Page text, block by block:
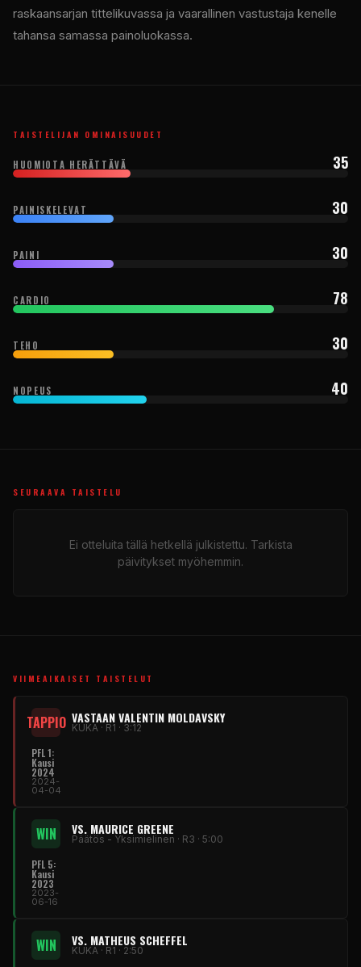
raskaansarjan tittelikuvassa ja vaarallinen vastustaja kenelle
tahansa samassa painoluokassa.
TAISTELIJAN OMINAISUUDET
HUOMIOTA HERÄTTÄVÄ 35
PAINISKELEVAT 30
PAINI 30
CARDIO 78
TEHO 30
NOPEUS 40
SEURAAVA TAISTELU
Ei otteluita tällä hetkellä julkistettu. Tarkista
päivitykset myöhemmin.
VIIMEAIKAISET TAISTELUT
TAPPIO VASTAAN ​​VALENTIN MOLDAVSKY
KUKA · R1 · 3:12
PFL 1:
Kausi
2024
2024-
04-04
WIN VS. MAURICE GREENE
Päätös - Yksimielinen · R3 · 5:00
PFL 5:
Kausi
2023
2023-
06-16
WIN VS. MATHEUS SCHEFFEL
KUKA · R1 · 2:50